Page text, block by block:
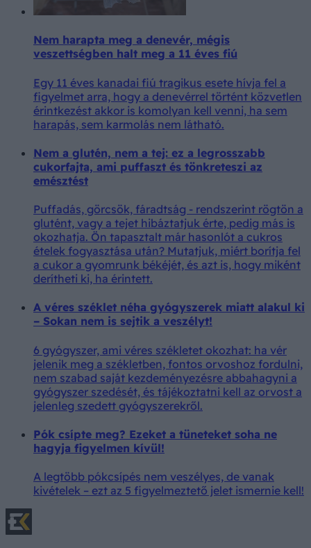
Nem harapta meg a denevér, mégis
veszettségben halt meg a 11 éves fiú
Egy 11 éves kanadai fiú tragikus esete hívja fel a
figyelmet arra, hogy a denevérrel történt közvetlen
érintkezést akkor is komolyan kell venni, ha sem
harapás, sem karmolás nem látható.
Nem a glutén, nem a tej: ez a legrosszabb
cukorfajta, ami puffaszt és tönkreteszi az
emésztést
Puffadás, görcsök, fáradtság - rendszerint rögtön a
glutént, vagy a tejet hibáztatjuk érte, pedig más is
okozhatja. Ön tapasztalt már hasonlót a cukros
ételek fogyasztása után? Mutatjuk, miért borítja fel
a cukor a gyomrunk békéjét, és azt is, hogy miként
derítheti ki, ha érintett.
A véres széklet néha gyógyszerek miatt alakul ki
– Sokan nem is sejtik a veszélyt!
6 gyógyszer, ami véres székletet okozhat: ha vér
jelenik meg a székletben, fontos orvoshoz fordulni,
nem szabad saját kezdeményezésre abbahagyni a
gyógyszer szedését, és tájékoztatni kell az orvost a
jelenleg szedett gyógyszerekről.
Pók csípte meg? Ezeket a tüneteket soha ne
hagyja figyelmen kívül!
A legtöbb pókcsípés nem veszélyes, de vanak
kivételek – ezt az 5 figyelmeztető jelet ismernie kell!